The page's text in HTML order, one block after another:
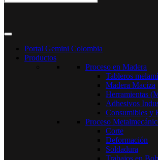
Portal Gemini Colombia
Productos
Proceso en Madera
Tableros
Madera Maciza
Herramientas
Adhesivos
Consumibles y
Proceso
Corte
Deformación
Soldadura
Trabajos en